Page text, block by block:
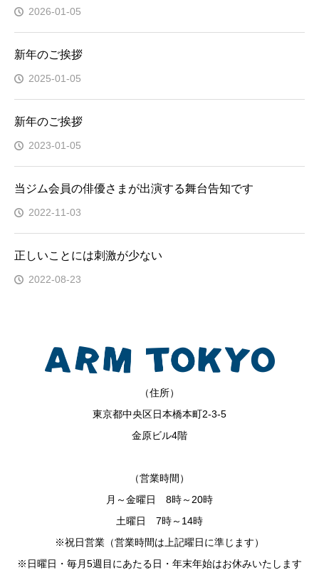
2026-01-05
新年のご挨拶
2025-01-05
新年のご挨拶
2023-01-05
当ジム会員の俳優さまが出演する舞台告知です
2022-11-03
正しいことには刺激が少ない
2022-08-23
（住所）
東京都中央区日本橋本町2-3-5
金原ビル4階
（営業時間）
月～金曜日 8時～20時
土曜日 7時～14時
※祝日営業（営業時間は上記曜日に準じます）
※日曜日・毎月5週目にあたる日・年末年始はお休みいたします